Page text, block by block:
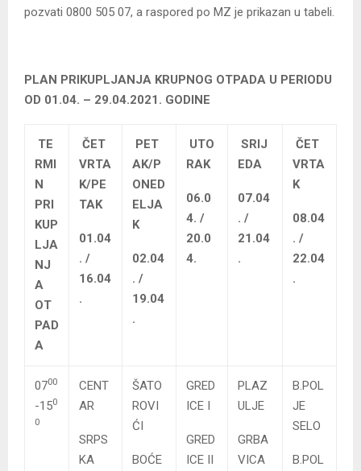
pozvati 0800 505 07, a raspored po MZ je prikazan u tabeli.
PLAN PRIKUPLJANJA KRUPNOG OTPADA U PERIODU
OD 01.04. – 29.04.2021. GODINE
TE
RMI
N
PRI
KUP
LJA
NJ
A
OT
PAD
A
ČET
VRTA
K/PE
TAK
01.04
. /
16.04
.
PET
AK/P
ONED
ELJA
K
02.04
. /
19.04
.
UTO
RAK
06.0
4. /
20.0
4.
SRIJ
EDA
07.04
. /
21.04
.
ČET
VRTA
K
08.04
. /
22.04
.
0700
-150
0
CENT
AR
SRPS
KA
ŠATO
ROVI
ĆI
BOĆE
GRED
ICE I
GRED
ICE II
PLAZ
ULJE
GRBA
VICA
B.POL
JE
SELO
B.POL